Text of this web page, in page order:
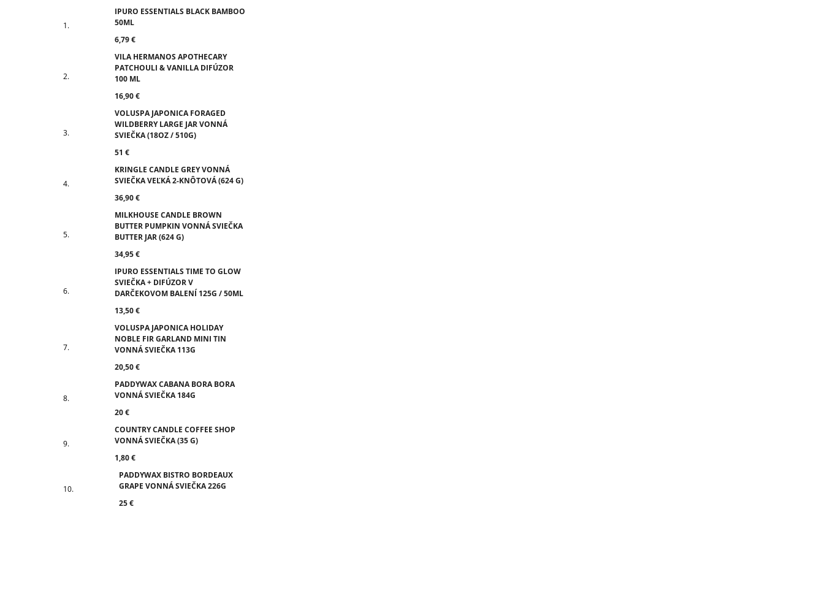
IPURO ESSENTIALS BLACK BAMBOO
50ML
6,79 €
VILA HERMANOS APOTHECARY
PATCHOULI & VANILLA DIFÚZOR
100 ML
16,90 €
VOLUSPA JAPONICA FORAGED
WILDBERRY LARGE JAR VONNÁ
SVIEČKA (18OZ / 510G)
51 €
KRINGLE CANDLE GREY VONNÁ
SVIEČKA VEĽKÁ 2-KNÔTOVÁ (624 G)
36,90 €
MILKHOUSE CANDLE BROWN
BUTTER PUMPKIN VONNÁ SVIEČKA
BUTTER JAR (624 G)
34,95 €
IPURO ESSENTIALS TIME TO GLOW
SVIEČKA + DIFÚZOR V
DARČEKOVOM BALENÍ 125G / 50ML
13,50 €
VOLUSPA JAPONICA HOLIDAY
NOBLE FIR GARLAND MINI TIN
VONNÁ SVIEČKA 113G
20,50 €
PADDYWAX CABANA BORA BORA
VONNÁ SVIEČKA 184G
20 €
COUNTRY CANDLE COFFEE SHOP
VONNÁ SVIEČKA (35 G)
1,80 €
PADDYWAX BISTRO BORDEAUX
GRAPE VONNÁ SVIEČKA 226G
25 €